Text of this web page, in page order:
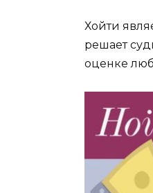
Хойти
решает
оценке